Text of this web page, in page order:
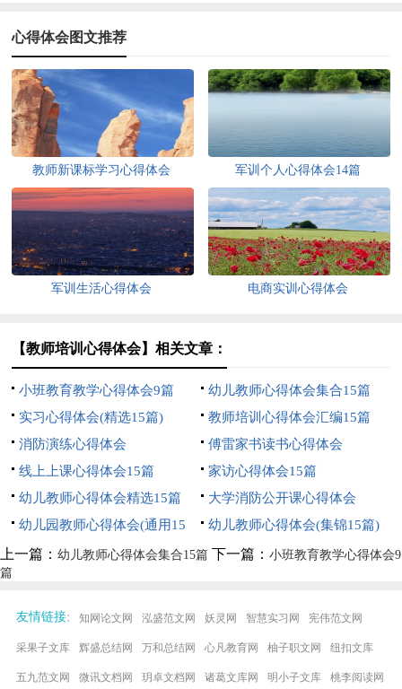
心得体会图文推荐
教师新课标学习心得体会 军训个人心得体会14篇
军训生活心得体会 电商实训心得体会
【教师培训心得体会】相关文章：
小班教育教学心得体会9篇
幼儿教师心得体会集合15篇
实习心得体会(精选15篇)
教师培训心得体会汇编15篇
消防演练心得体会
傅雷家书读书心得体会
线上上课心得体会15篇
家访心得体会15篇
幼儿教师心得体会精选15篇
大学消防公开课心得体会
幼儿园教师心得体会(通用15
篇)
幼儿教师心得体会(集锦15篇)
上一篇： 幼儿教师心得体会集合15篇 下一篇： 小班教育教学心得体会9
篇
友情链接: 知网论文网 泓盛范文网 妖灵网 智慧实习网 宪伟范文网
采果子文库 辉盛总结网 万和总结网 心凡教育网 柚子职文网 纽扣文库
五九范文网 微讯文档网 玥卓文档网 诸葛文库网 明小子文库 桃李阅读网